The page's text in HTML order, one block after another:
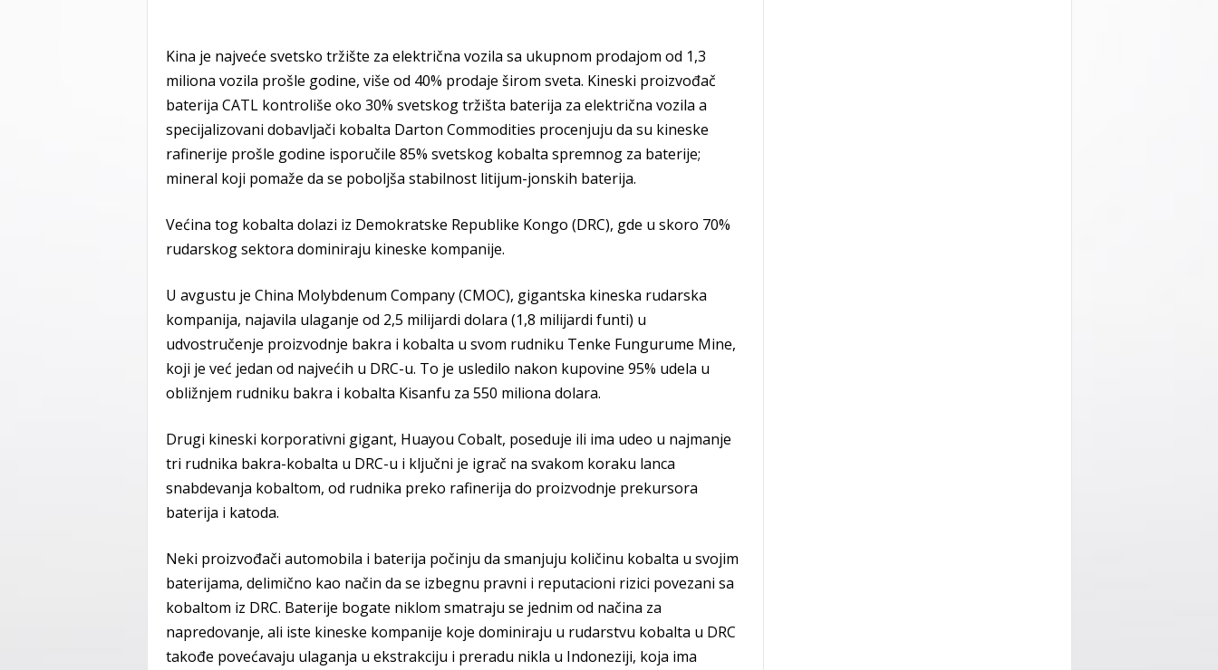
Kina je najveće svetsko tržište za električna vozila sa ukupnom prodajom od 1,3
miliona vozila prošle godine, više od 40% prodaje širom sveta. Kineski proizvođač
baterija CATL kontroliše oko 30% svetskog tržišta baterija za električna vozila a
specijalizovani dobavljači kobalta Darton Commodities procenjuju da su kineske
rafinerije prošle godine isporučile 85% svetskog kobalta spremnog za baterije;
mineral koji pomaže da se poboljša stabilnost litijum-jonskih baterija.
Većina tog kobalta dolazi iz Demokratske Republike Kongo (DRC), gde u skoro 70%
rudarskog sektora dominiraju kineske kompanije.
U avgustu je China Molybdenum Company (CMOC), gigantska kineska rudarska
kompanija, najavila ulaganje od 2,5 milijardi dolara (1,8 milijardi funti) u
udvostručenje proizvodnje bakra i kobalta u svom rudniku Tenke Fungurume Mine,
koji je već jedan od najvećih u DRC-u. To je usledilo nakon kupovine 95% udela u
obližnjem rudniku bakra i kobalta Kisanfu za 550 miliona dolara.
Drugi kineski korporativni gigant, Huayou Cobalt, poseduje ili ima udeo u najmanje
tri rudnika bakra-kobalta u DRC-u i ključni je igrač na svakom koraku lanca
snabdevanja kobaltom, od rudnika preko rafinerija do proizvodnje prekursora
baterija i katoda.
Neki proizvođači automobila i baterija počinju da smanjuju količinu kobalta u svojim
baterijama, delimično kao način da se izbegnu pravni i reputacioni rizici povezani sa
kobaltom iz DRC. Baterije bogate niklom smatraju se jednim od načina za
napredovanje, ali iste kineske kompanije koje dominiraju u rudarstvu kobalta u DRC
takođe povećavaju ulaganja u ekstrakciju i preradu nikla u Indoneziji, koja ima